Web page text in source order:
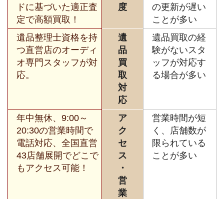
ドに基づいた適正査
定で高額買取！
度
の更新が遅い
ことが多い
遺品整理士資格を持
つ直営店のオーディ
オ専門スタッフが対
応。
遺
品
買
取
対
応
遺品買取の経
験がないスタ
ッフが対応す
る場合が多い
年中無休、9:00～
20:30の営業時間で
電話対応、全国直営
43店舗展開でどこで
もアクセス可能！
ア
ク
セ
ス
・
営
業
営業時間が短
く、店舗数が
限られている
ことが多い